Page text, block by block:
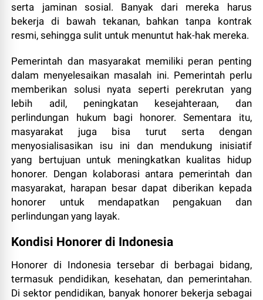
serta jaminan sosial. Banyak dari mereka harus
bekerja di bawah tekanan, bahkan tanpa kontrak
resmi, sehingga sulit untuk menuntut hak-hak mereka.
Pemerintah dan masyarakat memiliki peran penting
dalam menyelesaikan masalah ini. Pemerintah perlu
memberikan solusi nyata seperti perekrutan yang
lebih adil, peningkatan kesejahteraan, dan
perlindungan hukum bagi honorer. Sementara itu,
masyarakat juga bisa turut serta dengan
menyosialisasikan isu ini dan mendukung inisiatif
yang bertujuan untuk meningkatkan kualitas hidup
honorer. Dengan kolaborasi antara pemerintah dan
masyarakat, harapan besar dapat diberikan kepada
honorer untuk mendapatkan pengakuan dan
perlindungan yang layak.
Kondisi Honorer di Indonesia
Honorer di Indonesia tersebar di berbagai bidang,
termasuk pendidikan, kesehatan, dan pemerintahan.
Di sektor pendidikan, banyak honorer bekerja sebagai